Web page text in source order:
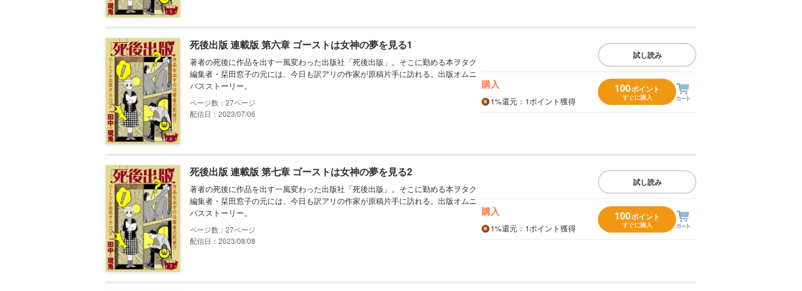
死後出版 連載版 第六章 ゴーストは女神の夢を見る1
著者の死後に作品を出す一風変わった出版社「死後出版」。そこに勤める本ヲタク
編集者・栞田窓子の元には、今日も訳アリの作家が原稿片手に訪れる。出版オムニ
バスストーリー。
27
配信日：2023/07/06
試し読み
購入
1%還元 ：1ポイント獲得
100ポイント
すぐに購入
死後出版 連載版 第七章 ゴーストは女神の夢を見る2
著者の死後に作品を出す一風変わった出版社「死後出版」。そこに勤める本ヲタク
編集者・栞田窓子の元には、今日も訳アリの作家が原稿片手に訪れる。出版オムニ
バスストーリー。
27
配信日：2023/08/08
試し読み
購入
1%還元 ：1ポイント獲得
100ポイント
すぐに購入